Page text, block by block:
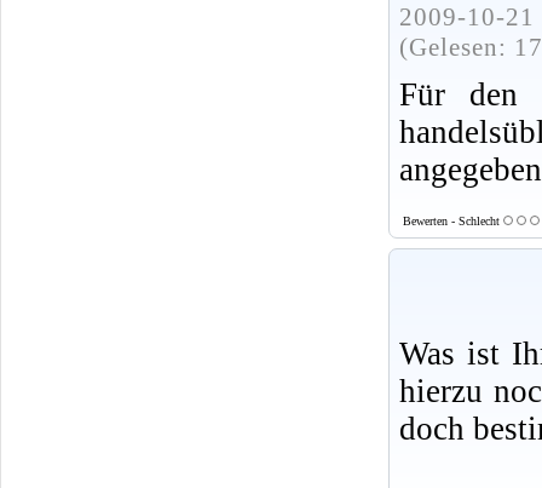
2009-10-
(Gelesen:
Für den
Bewerten - Schlecht
Was ist
hierzu
doch